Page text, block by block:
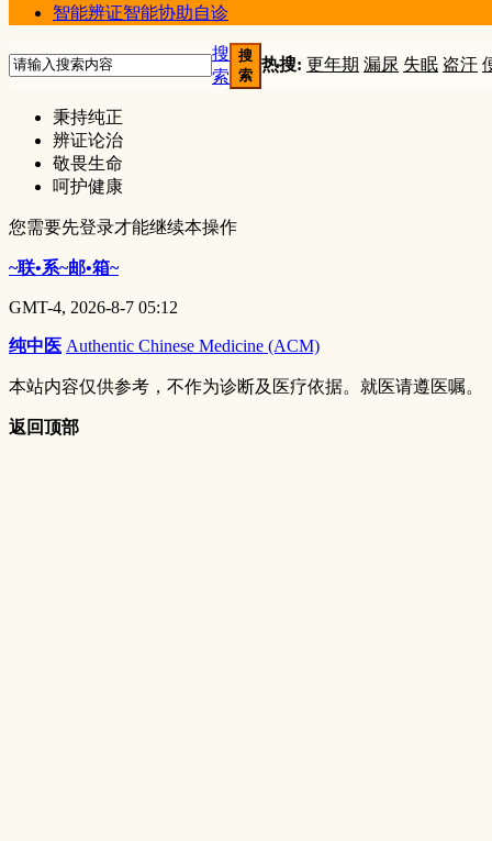
智能辨证智能协助自诊
搜
索
搜
索
热搜: 更年期 漏尿 失眠 盗汗
秉持纯正
辨证论治
敬畏生命
呵护健康
您需要先登录才能继续本操作
~联•系~邮•箱~
GMT-4, 2026-8-7 05:12
纯中医 Authentic Chinese Medicine (ACM)
本站内容仅供参考，不作为诊断及医疗依据。就医请遵医嘱。
返回顶部